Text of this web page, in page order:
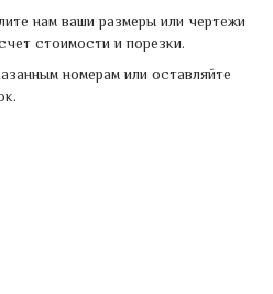
нам ваши размеры или чертежи
стоимости и порезки.
номерам или оставляйте